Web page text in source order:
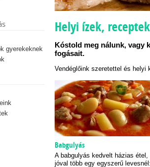
gyerekeknek
Helyi ízek,
Kóstold meg nálunk, vagy
fogásait.
Vendéglőink szeretettel és
Babgulyás
A babgulyás kedvelt házias étel,
jóval több egy egyszerű levesnél: